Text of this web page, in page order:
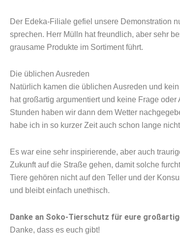
Der Edeka-Filiale gefiel unsere Demonstration
sprechen. Herr Mülln hat freundlich, aber sehr
grausame Produkte im Sortiment führt.
Die üblichen Ausreden
Natürlich kamen die üblichen Ausreden und
hat großartig argumentiert und keine Frage
Stunden haben wir dann dem Wetter
habe ich in so kurzer Zeit auch schon lange
Es war eine sehr inspirierende, aber auch
Zukunft auf die Straße gehen, damit solche
Tiere gehören nicht auf den Teller und der
und bleibt einfach unethisch.
Danke an Soko-Tierschutz für eure
Danke, dass es euch gibt!